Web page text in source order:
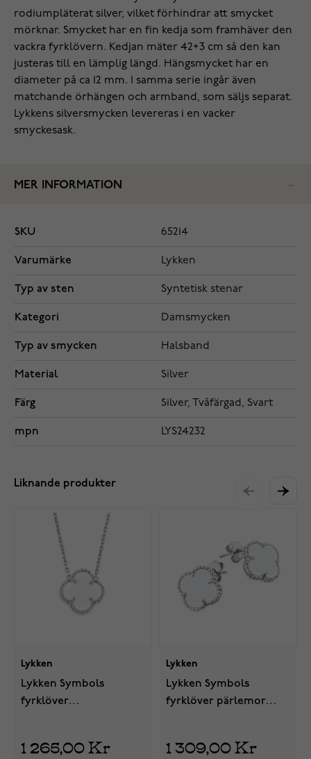
rodiumpläterat silver, vilket förhindrar att smycket
mörknar. Smycket har en fin kedja som framhäver den
vackra fyrklövern. Kedjan mäter 42+3 cm så den kan
justeras till en lämplig längd. Hängsmycket har en
diameter på ca 12 mm. I samma serie ingår även
matchande örhängen och armband, som säljs separat.
Lykkens silversmycken levereras i en vacker
smyckesask.
MER INFORMATION
SKU 65214
Varumärke Lykken
Typ av sten Syntetisk stenar
Kategori Damsmycken
Typ av smycken Halsband
Material Silver
Färg Silver, Tvåfärgad, Svart
mpn LYS24232
Liknande produkter
Lykken
Lykken Symbols
fyrklöver
1 265,00 Kr
Lykken
Lykken Symbols
fyrklöver pärlemor
1 309,00 Kr